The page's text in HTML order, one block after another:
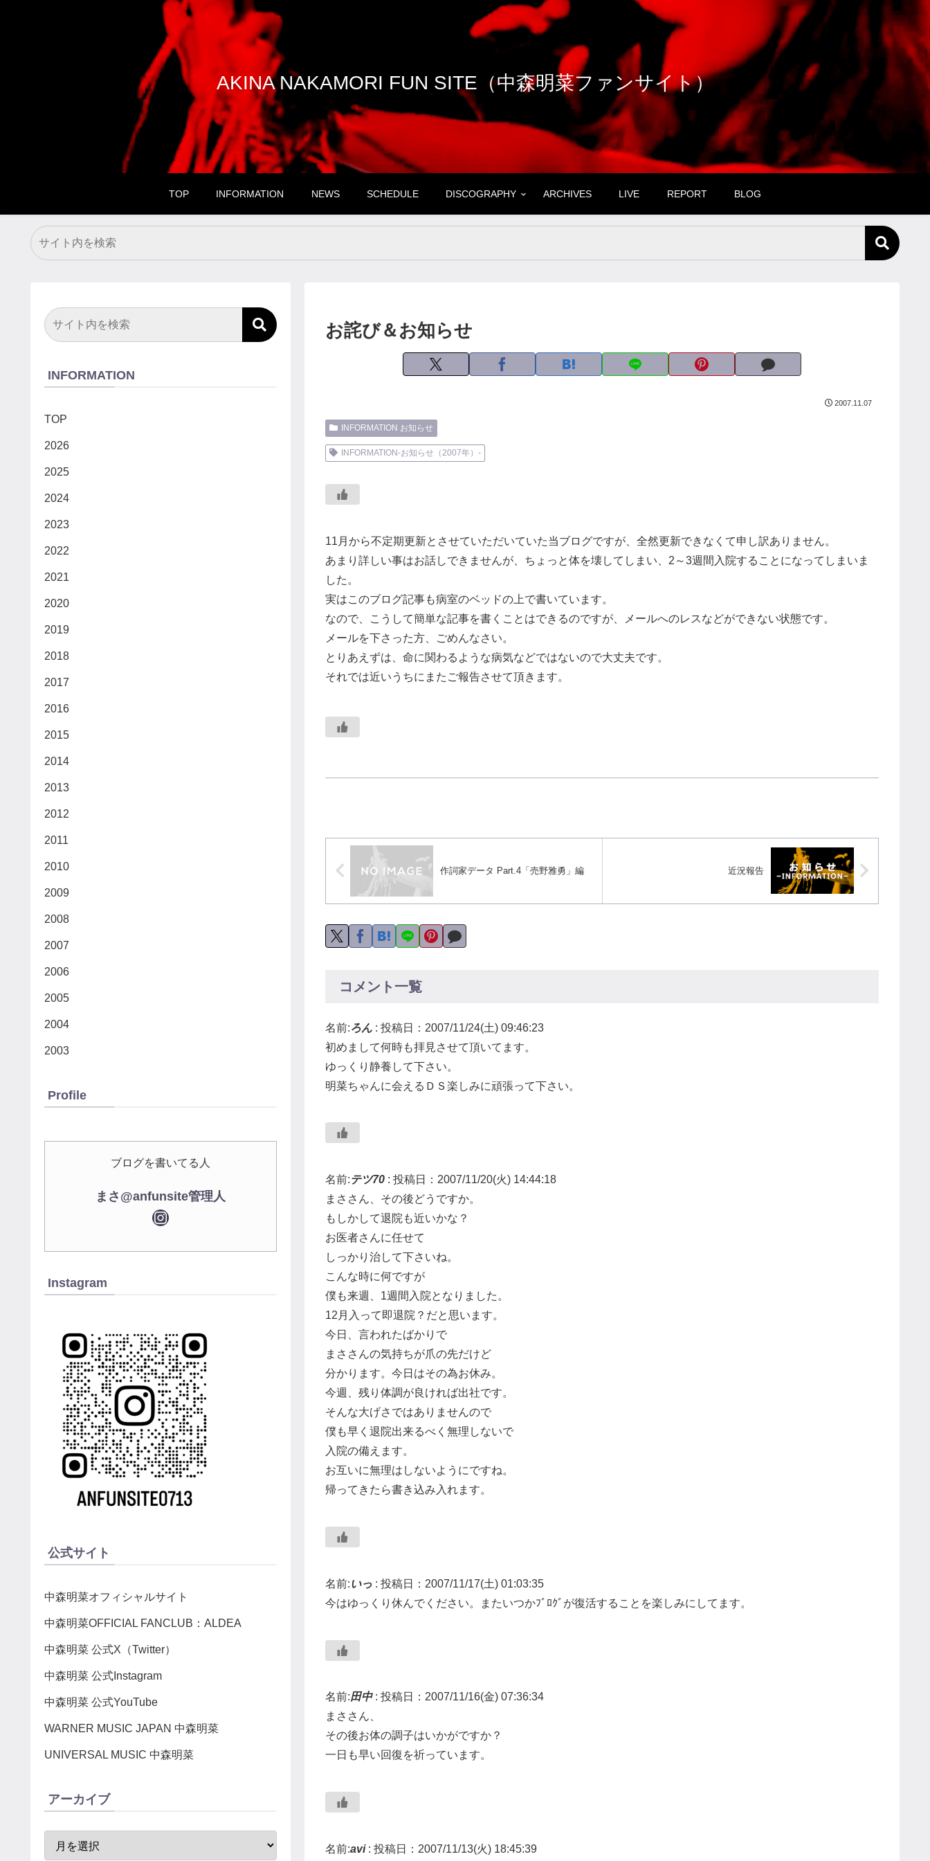
AKINA NAKAMORI FUN SITE（中森明菜ファンサイト）
TOP INFORMATION NEWS SCHEDULE DISCOGRAPHY ARCHIVES LIVE REPORT BLOG
お詫び＆お知らせ
2007.11.07
INFORMATION お知らせ
INFORMATION-お知らせ（2007年）-
11月から不定期更新とさせていただいていた当ブログですが、全然更新できなくて申し訳ありません。
あまり詳しい事はお話しできませんが、ちょっと体を壊してしまい、2～3週間入院することになってしまいま
した。
実はこのブログ記事も病室のベッドの上で書いています。
なので、こうして簡単な記事を書くことはできるのですが、メールへのレスなどができない状態です。
メールを下さった方、ごめんなさい。
とりあえずは、命に関わるような病気などではないので大丈夫です。
それでは近いうちにまたご報告させて頂きます。
作詞家データ Part.4「売野雅勇」編 近況報告
コメント一覧
名前:ろん : 投稿日：2007/11/24(土) 09:46:23
初めまして何時も拝見させて頂いてます。
ゆっくり静養して下さい。
明菜ちゃんに会えるＤＳ楽しみに頑張って下さい。
名前:テツ70 : 投稿日：2007/11/20(火) 14:44:18
まささん、その後どうですか。
もしかして退院も近いかな？
お医者さんに任せて
しっかり治して下さいね。
こんな時に何ですが
僕も来週、1週間入院となりました。
12月入って即退院？だと思います。
今日、言われたばかりで
まささんの気持ちが爪の先だけど
分かります。今日はその為お休み。
今週、残り体調が良ければ出社です。
そんな大げさではありませんので
僕も早く退院出来るべく無理しないで
入院の備えます。
お互いに無理はしないようにですね。
帰ってきたら書き込み入れます。
名前:いっ : 投稿日：2007/11/17(土) 01:03:35
今はゆっくり休んでください。またいつかﾌﾞﾛｸﾞが復活することを楽しみにしてます。
名前:田中: 投稿日：2007/11/16(金) 07:36:34
まささん、
その後お体の調子はいかがですか？
一日も早い回復を祈っています。
名前:avi: 投稿日：2007/11/13(火) 18:45:39
INFORMATION
TOP
2026
2025
2024
2023
2022
2021
2020
2019
2018
2017
2016
2015
2014
2013
2012
2011
2010
2009
2008
2007
2006
2005
2004
2003
Profile
ブログを書いてる人
まさ@anfunsite管理人
Instagram
公式サイト
中森明菜オフィシャルサイト
中森明菜OFFICIAL FANCLUB：ALDEA
中森明菜 公式X（Twitter）
中森明菜 公式Instagram
中森明菜 公式YouTube
WARNER MUSIC JAPAN 中森明菜
UNIVERSAL MUSIC 中森明菜
アーカイブ